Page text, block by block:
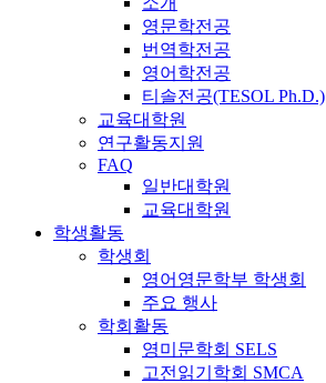
영문학전공
번역학전공
영어학전공
티솔전공(TESOL Ph.D.)
교육대학원
연구활동지원
FAQ
일반대학원
교육대학원
학생활동
학생회
영어영문학부 학생회
주요 행사
학회활동
영미문학회 SELS
고전읽기학회 SMCA